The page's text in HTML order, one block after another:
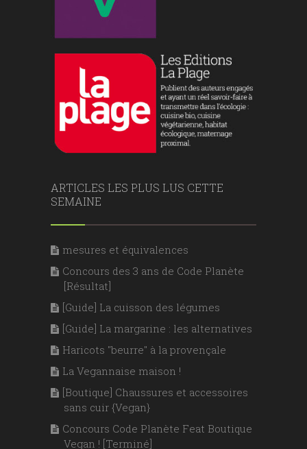
ARTICLES LES PLUS LUS CETTE
SEMAINE
mesures et équivalences
Concours des 3 ans de Code Planète
[Résultat]
[Guide] La cuisson des légumes
[Guide] La margarine : les alternatives
Haricots "beurre" à la provençale
La Vegannaise maison !
[Boutique] Chaussures et accessoires
sans cuir {Vegan}
Concours Code Planète Feat Boutique
Vegan ! [Terminé]